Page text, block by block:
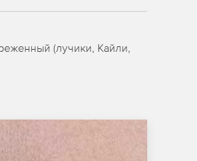
(лучики, Кайли,